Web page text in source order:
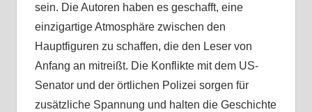
sein. Die Autoren haben es geschafft, eine
einzigartige Atmosphäre zwischen den
Hauptfiguren zu schaffen, die den Leser von
Anfang an mitreißt. Die Konflikte mit dem US-
Senator und der örtlichen Polizei sorgen für
zusätzliche Spannung und halten die Geschichte